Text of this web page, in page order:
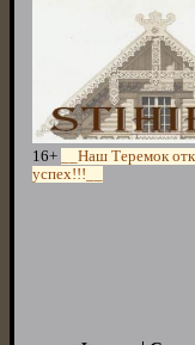
16+
__Наш Теремок
успех!!!__